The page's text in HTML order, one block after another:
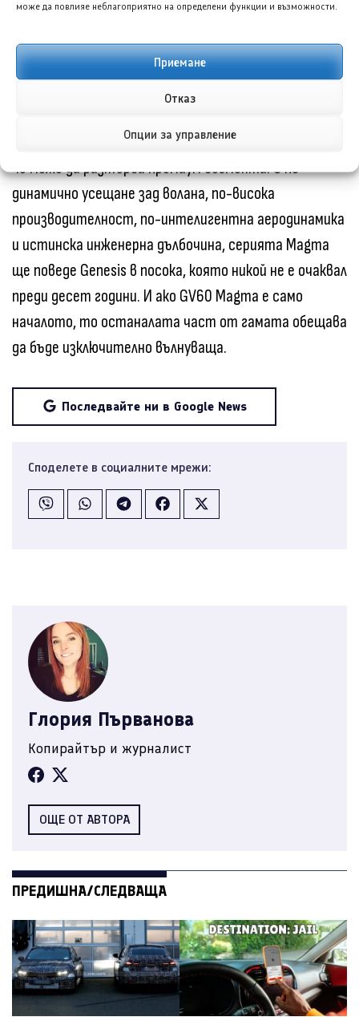
може да повлияе неблагоприятно на определени функции и възможности.
Приемане
Отказ
Опции за управление
доказателство за сериозните им намерения.
GV60 Magma не е просто еднократно спортно ниво
на оборудване, нито е копие на Hyundai N. Той е
автомобили, идващи от марка, която вече доказа,
че може да разтърси премиум сегмента. С по-
динамично усещане зад волана, по-висока
производителност, по-интелигентна аеродинамика
и истинска инженерна дълбочина, серията Magma
ще поведе Genesis в посока, която никой не е очаквал
преди десет години. И ако GV60 Magma е само
началото, то останалата част от гамата обещава
да бъде изключително вълнуваща.
Последвайте ни в Google News
Споделете в социалните мрежи:
Глория Първанова
Копирайтър и журналист
ОЩЕ ОТ АВТОРА
ПРЕДИШНА/СЛЕДВАЩА